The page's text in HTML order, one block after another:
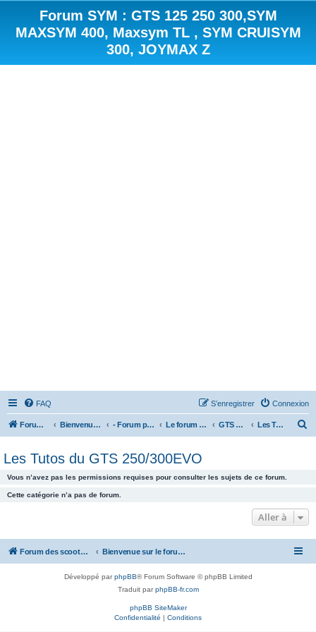
Forum SYM : GTS 125 250 300,SYM
MAXSYM 400, Maxsym TL , SYM CRUISYM
300, JOYMAX Z
FAQ Connexion
S’enregistrer
Forum des scooters SYM - GTS -MAXSYM - CRUISYM - JOYMAX - Maxsym TL Bienvenue sur le forum des scooters de la gamme SYM - Forum principal - Le forum des Scooters SYM GTS 250/300 Les Tutos du GTS 250/300EVO
r
c
Les Tutos du GTS 250/300EVO
Vous n’avez pas les permissions requises pour consulter les sujets de ce forum.
Cette catégorie n’a pas de forum.
Aller à
Forum des scooters SYM - GTS -MAXSYM - CRUISYM - JOYMAX - Maxsym TL Bienvenue sur le forum des scooters de la gamme SYM
Développé parphpBB® Forum Software © phpBB Limited
Traduit parphpBB-fr.com
phpBB SiteMaker
Confidentialité | Conditions